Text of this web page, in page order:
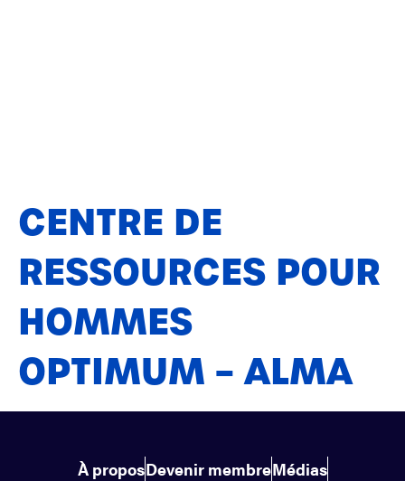
CENTRE DE
RESSOURCES POUR
HOMMES
OPTIMUM – ALMA
À proposDevenir membreMédias